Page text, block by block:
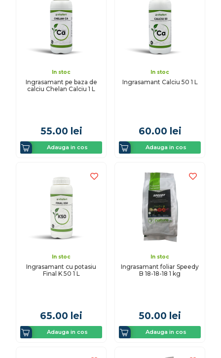
In stoc
Ingrasamant pe baza de
calciu Chelan Calciu 1 L
55.00 lei
Adauga in cos
In stoc
Ingrasamant Calciu 50 1 L
60.00 lei
Adauga in cos
In stoc
Ingrasamant cu potasiu
Final K 50 1 L
65.00 lei
Adauga in cos
In stoc
Ingrasamant foliar Speedy
B 18-18-18 1 kg
50.00 lei
Adauga in cos